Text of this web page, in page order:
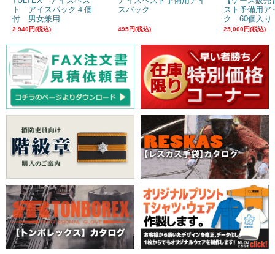
ト アイスパック４個
付 男女兼用
2,940円(税込)
スパック
495円(税込)
スト予備用ア
ク 60個入り
25,000円(税込)